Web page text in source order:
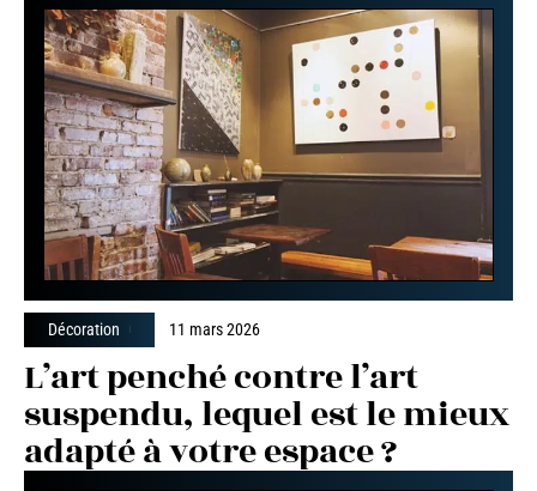
Décoration 11 mars 2026
L’art penché contre l’art
suspendu, lequel est le mieux
adapté à votre espace ?